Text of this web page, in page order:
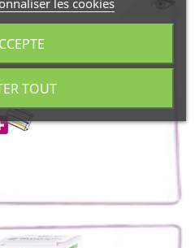
Bois de Santal Bio 5 ml
€
les cookies
TOUT